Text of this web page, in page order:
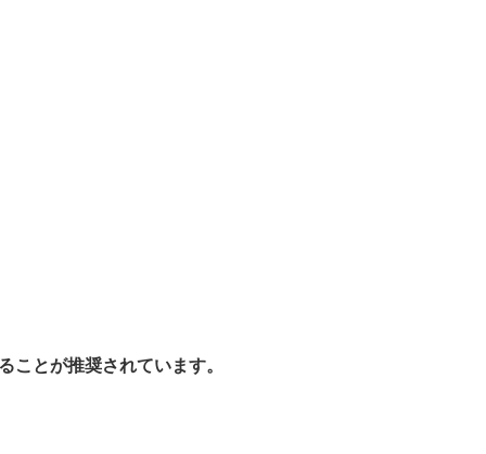
ことが推奨されています。